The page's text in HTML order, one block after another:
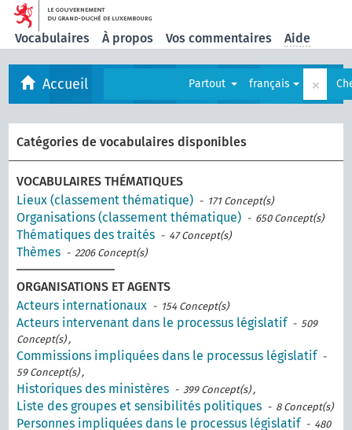
Vocabulaires À propos Vos commentaires Aide
Accueil Partout français ×
Catégories de vocabulaires disponibles
VOCABULAIRES THÉMATIQUES
Lieux (classement thématique) - 171 Concept(s)
Organisations (classement thématique) - 650 Concept(s)
Thématiques des traités - 47 Concept(s)
Thèmes - 2206 Concept(s)
ORGANISATIONS ET AGENTS
Acteurs internationaux - 154 Concept(s)
Acteurs intervenant dans le processus législatif - 509
Concept(s) ,
Commissions impliquées dans le processus législatif -
59 Concept(s) ,
Historiques des ministères - 399 Concept(s) ,
Liste des groupes et sensibilités politiques - 8 Concept(s)
Personnes impliquées dans le processus législatif - 480